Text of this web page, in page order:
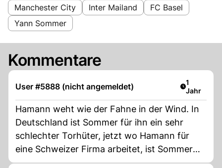
Manchester City Inter Mailand
FC Basel
Yann Sommer
Kommentare
User #5888 (nicht angemeldet) Artikel
1
Jahr
Hamann weht wie der Fahne in der Wind. In
Deutschland ist Sommer für ihn ein sehr
schlechter Torhüter, jetzt wo Hamann für
eine Schweizer Firma arbeitet, ist Sommer
plötzlich ein Champion. Den Typ kann man